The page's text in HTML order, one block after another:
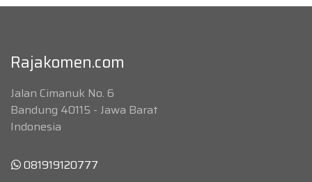
Rajakomen.com
Jalan Cimanuk No. 6
Bandung 40115 - Jawa Barat
Indonesia
081919120777